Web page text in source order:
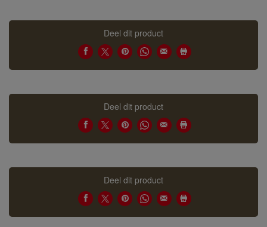
Deel dit product
Deel dit product
Deel dit product